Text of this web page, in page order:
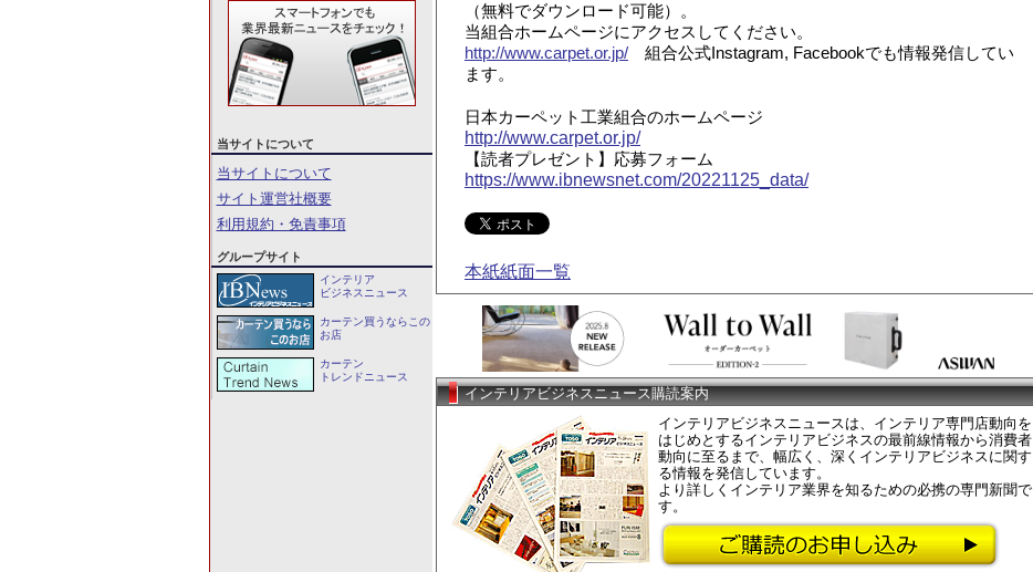
当サイトについて
当サイトについて
サイト運営社概要
利用規約・免責事項
グループサイト
インテリア
ビジネスニュース
カーテン買うならこの
お店
カーテン
トレンドニュース
（無料でダウンロード可能）。
当組合ホームページにアクセスしてください。
http://www.carpet.or.jp/ 組合公式Instagram, Facebookでも情報発信してい
ます。
日本カーペット工業組合のホームページ
http://www.carpet.or.jp/
【読者プレゼント】応募フォーム
https://www.ibnewsnet.com/20221125_data/
本紙紙面一覧
インテリアビジネスニュース購読案内
インテリアビジネスニュースは、インテリア専門店動向を
はじめとするインテリアビジネスの最前線情報から消費者
動向に至るまで、幅広く、深くインテリアビジネスに関す
る情報を発信しています。
より詳しくインテリア業界を知るための必携の専門新聞で
す。